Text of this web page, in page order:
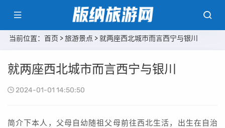
当前位置： 首页 >旅游景点 > 就两座西北城市而言西宁与银川
就两座西北城市而言西宁与银川
2024-01-01 14:50:50
简介下本人，父母自幼随祖父母前往西北生活，出生在自治